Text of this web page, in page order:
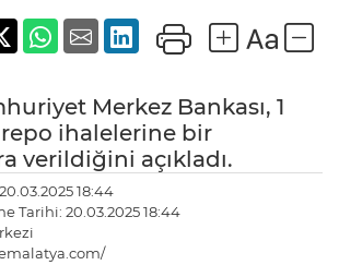
Merkez Bankası, 1
ihalelerine bir
verildiğini açıkladı.
18:44
Tarihi: 20.03.2025 18:44